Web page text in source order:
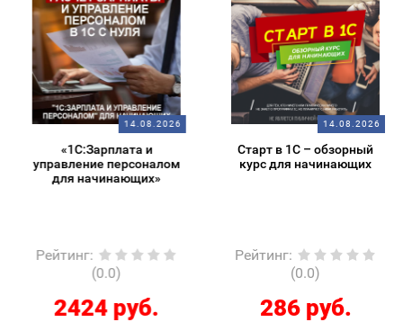
14.08.2026
«1С:Зарплата и
управление персоналом
для начинающих»
Рейтинг:
(0.0)
2424 руб.
14.08.2026
Старт в 1С – обзорный
курс для начинающих
Рейтинг:
(0.0)
286 руб.